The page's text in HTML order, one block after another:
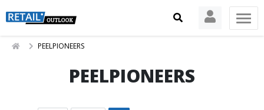
PEELPIONEERS
PEELPIONEERS